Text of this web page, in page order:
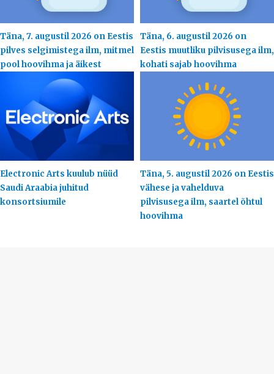
Täna, 7. augustil 2026 on Eestis
pilves selgimistega ilm, mitmel
pool hoovihma ja äikest
Täna, 6. augustil 2026 on
Eestis muutliku pilvisusega ilm,
kohati sajab hoovihma
Electronic Arts kuulub nüüd
Saudi Araabia juhitud
konsortsiumile
Täna, 5. augustil 2026 on Eestis
vähese ja vahelduva
pilvisusega ilm, saartel õhtul
hoovihma